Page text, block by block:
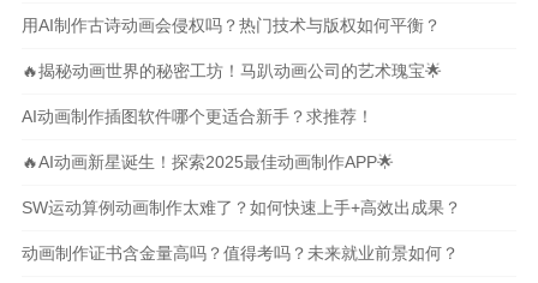
用AI制作古诗动画会侵权吗？热门技术与版权如何平衡？
🔥揭秘动画世界的秘密工坊！马趴动画公司的艺术瑰宝🌟
AI动画制作插图软件哪个更适合新手？求推荐！
🔥AI动画新星诞生！探索2025最佳动画制作APP🌟
SW运动算例动画制作太难了？如何快速上手+高效出成果？
动画制作证书含金量高吗？值得考吗？未来就业前景如何？